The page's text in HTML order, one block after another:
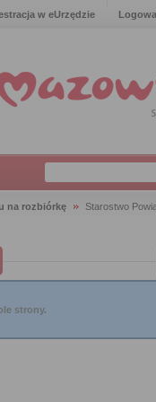
w eUrzędzie
na rozbiórkę
Starostwo
strony.